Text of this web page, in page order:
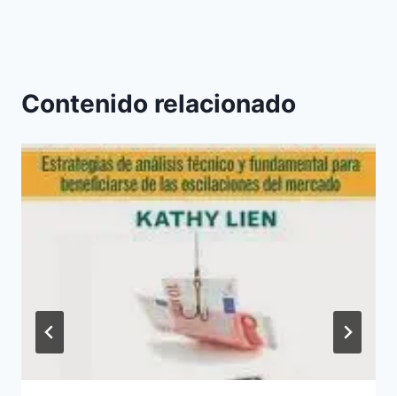
Contenido relacionado